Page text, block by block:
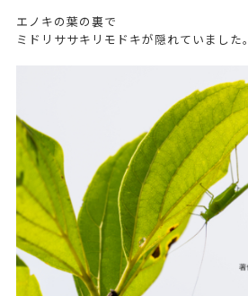
エノキの葉の裏で
ミドリササキリモドキが隠れていました。